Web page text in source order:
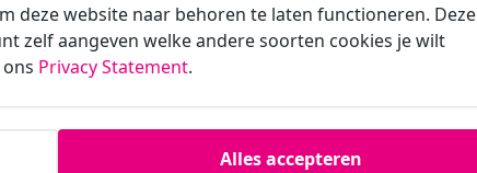
correspondeert
deze website naar behoren te laten functioneren. Deze
zelf aangeven welke andere soorten cookies je wilt
Privacy Statement.
Alles accepteren